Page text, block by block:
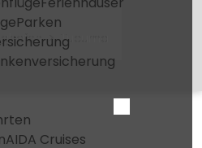
Parken
AIDA Cruises
Tucuma